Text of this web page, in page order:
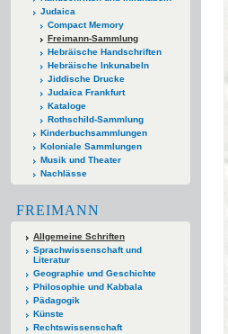
Judaica
Compact Memory
Freimann-Sammlung
Hebräische Handschriften
Hebräische Inkunabeln
Jiddische Drucke
Judaica Frankfurt
Kataloge
Rothschild-Sammlung
Kinderbuchsammlungen
Koloniale Sammlungen
Musik und Theater
Nachlässe
FREIMANN
Allgemeine Schriften
Sprachwissenschaft und
Literatur
Geographie und Geschichte
Philosophie und Kabbala
Pädagogik
Künste
Rechtswissenschaft